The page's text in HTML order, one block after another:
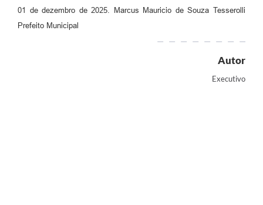
01 de dezembro de 2025. Marcus Mauricio de Souza Tesserolli
Prefeito Municipal
Autor
Executivo